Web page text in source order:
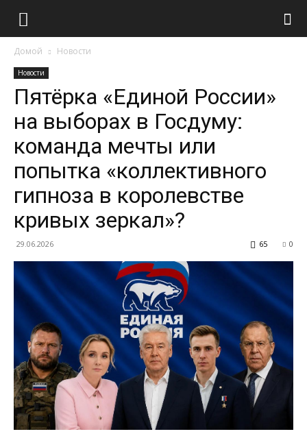
Домой Новости
Новости
Пятёрка «Единой России»
на выборах в Госдуму:
команда мечты или
попытка «коллективного
гипноза в королевстве
кривых зеркал»?
29.06.2026 0
65